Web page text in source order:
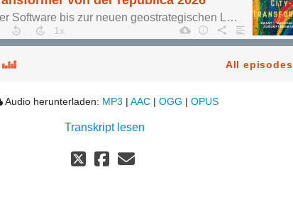
Von freier Software bis zur neuen geostrategischen Lage
All episodes
Audio herunterladen: MP3 | AAC | OGG | OPUS
Transkript lesen